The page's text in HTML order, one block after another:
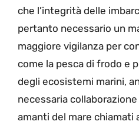
che l’integrità delle
pertanto necessario un
maggiore vigilanza per
come la pesca di frodo e
degli ecosistemi marini,
necessaria
amanti del mare chiamati